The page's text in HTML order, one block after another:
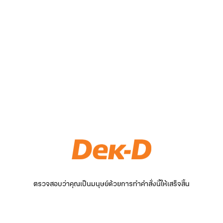
ตรวจสอบว่าคุณเป็นมนุษย์ด้วยการทำคำสั่งนี้ให้เสร็จสิ้น